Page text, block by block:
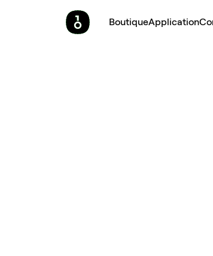
BoutiqueApplication